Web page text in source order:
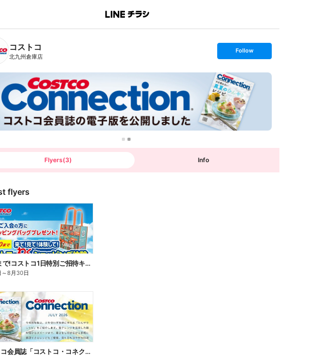
コストコ
北九州倉庫店
s
t
o
l
l
o
w
Follow
Flyers(3) Info
flyers
8/30まで!コストコ1日特別ご招待キャンペーン!
～8月30日
コストコ会員誌「コストコ・コネクション」9月号発刊!